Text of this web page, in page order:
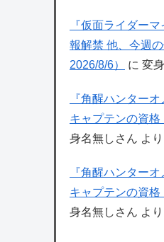
『仮面ライダー
報解禁 他、今週
2026/8/6）
に 変
『角醒ハンター
キャプテンの資
身名無しさん より
『角醒ハンター
キャプテンの資
身名無しさん より